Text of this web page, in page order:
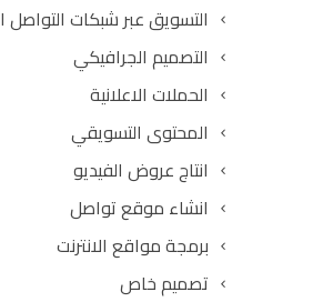
التسويق عبر شبكات التواصل
التصميم الجرافيكي
الحملات الاعلانية
المحتوى التسويقي
انتاج عروض الفيديو
انشاء موقع تواصل
برمجة مواقع الانترنت
تصميم خاص